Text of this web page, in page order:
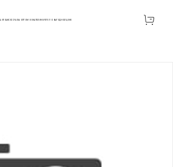
АВТОАКСЕССУАРЫ ОПТОМ В ЕКАТЕРИНБУРГЕ ПО ВЫГОДНОЙ ЦЕНЕ